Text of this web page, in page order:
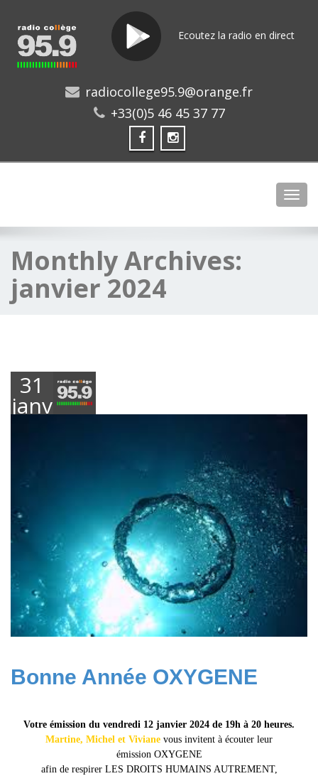
Ecoutez la radio en direct
radiocollege95.9@orange.fr
+33(0)5 46 45 37 77
Monthly Archives:
janvier 2024
31
janvier
Bonne Année OXYGENE
Votre émission du vendredi 12 janvier 2024 de 19h à 20 heures.
Martine, Michel et Viviane vous invitent à écouter leur
émission OXYGENE
afin de respirer LES DROITS HUMAINS AUTREMENT,